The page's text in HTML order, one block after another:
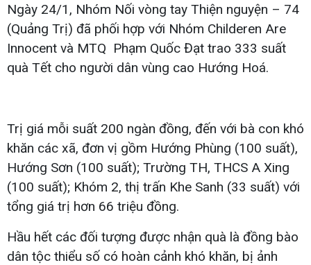
Ngày 24/1, Nhóm Nối vòng tay Thiện nguyện – 74
(Quảng Trị) đã phối hợp với Nhóm Childeren Are
Innocent và MTQ Phạm Quốc Đạt trao 333 suất
quà Tết cho người dân vùng cao Hướng Hoá.
Trị giá mỗi suất 200 ngàn đồng, đến với bà con khó
khăn các xã, đơn vị gồm Hướng Phùng (100 suất),
Hướng Sơn (100 suất); Trường TH, THCS A Xing
(100 suất); Khóm 2, thị trấn Khe Sanh (33 suất) với
tổng giá trị hơn 66 triệu đồng.
Hầu hết các đối tượng được nhận quà là đồng bào
dân tộc thiểu số có hoàn cảnh khó khăn, bị ảnh